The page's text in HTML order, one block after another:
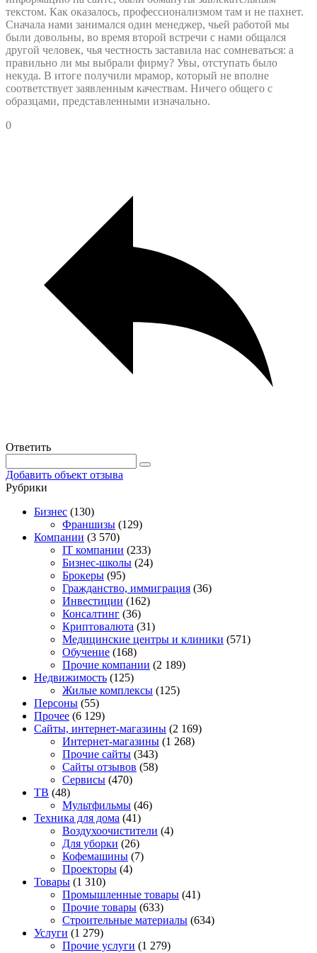
текстом. Как оказалось, профессионализмом там и не пахнет.
Сначала нами занимался один менеджер, чьей работой мы
были довольны, во время второй встречи с нами общался
другой человек, чья честность заставила нас сомневаться: а
правильно ли мы выбрали фирму? Увы, отступать было
некуда. В итоге получили мрамор, который не вполне
соответствует заявленным качествам. Ничего общего с
образцами, представленными изначально.
0
Ответить
Добавить объект отзыва
Рубрики
Бизнес (130)
Франшизы (129)
Компании (3 570)
IT компании (233)
Бизнес-школы (24)
Брокеры (95)
Гражданство, иммиграция (36)
Инвестиции (162)
Консалтинг (36)
Криптовалюта (31)
Медицинские центры и клиники (571)
Обучение (168)
Прочие компании (2 189)
Недвижимость (125)
Жилые комплексы (125)
Персоны (55)
Прочее (6 129)
Сайты, интернет-магазины (2 169)
Интернет-магазины (1 268)
Прочие сайты (343)
Сайты отзывов (58)
Сервисы (470)
ТВ (48)
Мультфильмы (46)
Техника для дома (41)
Воздухоочистители (4)
Для уборки (26)
Кофемашины (7)
Проекторы (4)
Товары (1 310)
Промышленные товары (41)
Прочие товары (633)
Строительные материалы (634)
Услуги (1 279)
Прочие услуги (1 279)